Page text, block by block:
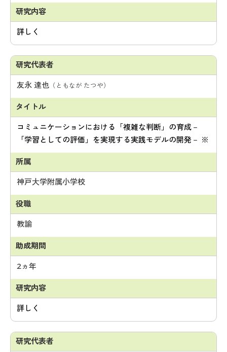
詳しく
友永 達也 （ともなが たつや）
コミュニケーションにおける「複雑な判断」の育成－
「学習としての評価」を実現する実践モデルの開発－ ※
神戸大学附属小学校
教諭
2ヵ年
詳しく